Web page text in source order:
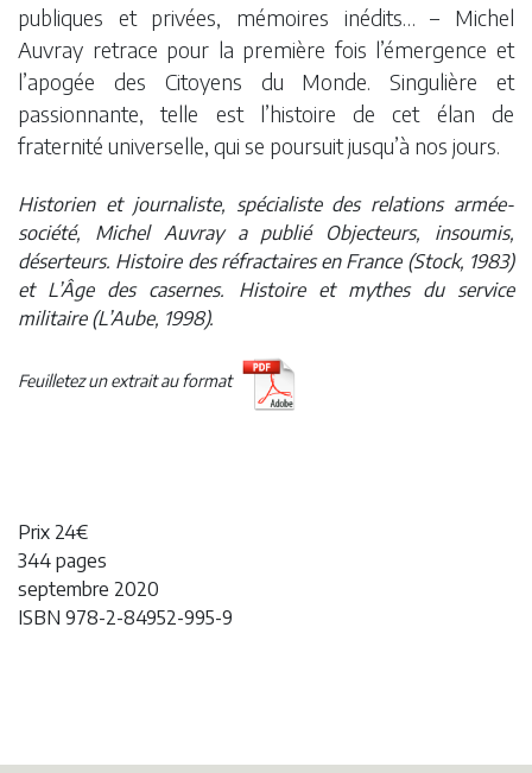
publiques et privées, mémoires inédits… – Michel
Auvray retrace pour la première fois l’émergence et
l’apogée des Citoyens du Monde. Singulière et
passionnante, telle est l’histoire de cet élan de
fraternité universelle, qui se poursuit jusqu’à nos jours.
Historien et journaliste, spécialiste des relations armée-
société, Michel Auvray a publié Objecteurs, insoumis,
déserteurs. Histoire des réfractaires en France (Stock, 1983)
et L’Âge des casernes. Histoire et mythes du service
militaire (L’Aube, 1998).
Feuilletez un extrait au format
Prix 24€
344 pages
septembre 2020
ISBN 978-2-84952-995-9